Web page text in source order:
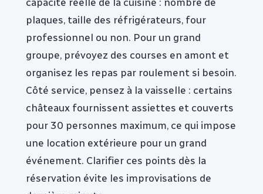
plaques, taille des réfrigérateurs, four
professionnel ou non. Pour un grand
groupe, prévoyez des courses en amont et
organisez les repas par roulement si besoin.
Côté service, pensez à la vaisselle : certains
châteaux fournissent assiettes et couverts
pour 30 personnes maximum, ce qui impose
une location extérieure pour un grand
événement. Clarifier ces points dès la
réservation évite les improvisations de